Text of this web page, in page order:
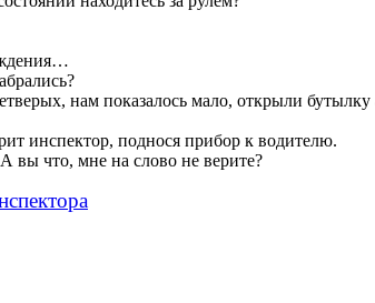
нам показалось мало, открыли
инспектор, поднося прибор к водителю.
что, мне на слово не верите?